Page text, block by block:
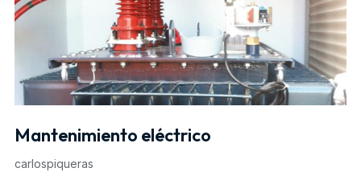
Mantenimiento eléctrico
carlospiqueras